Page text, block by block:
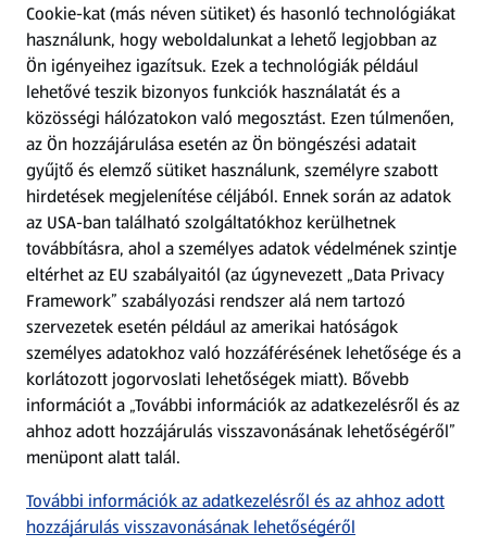
Kérdőív
Fizetési lehetőségek
ALDI utalványok
Árcsökkentés
Adattörlő alkalmazás
Szervizpont
(új oldalon nyílik meg)
Fedezz fel minket az interneten!
Töltsd le az ALDI Magyarország applikációt!
Cookie-kat (más néven sütiket) és hasonló technológiákat
használunk, hogy weboldalunkat a lehető legjobban az
Ön igényeihez igazítsuk. Ezek a technológiák például
lehetővé teszik bizonyos funkciók használatát és a
közösségi hálózatokon való megosztást. Ezen túlmenően,
az Ön hozzájárulása esetén az Ön böngészési adatait
gyűjtő és elemző sütiket használunk, személyre szabott
hirdetések megjelenítése céljából. Ennek során az adatok
az USA-ban található szolgáltatókhoz kerülhetnek
továbbításra, ahol a személyes adatok védelmének szintje
eltérhet az EU szabályaitól (az úgynevezett „Data Privacy
Framework” szabályozási rendszer alá nem tartozó
szervezetek esetén például az amerikai hatóságok
személyes adatokhoz való hozzáférésének lehetősége és a
korlátozott jogorvoslati lehetőségek miatt). Bővebb
információt a „További információk az adatkezelésről és az
ahhoz adott hozzájárulás visszavonásának lehetőségéről”
menüpont alatt talál.
További információk az adatkezelésről és az ahhoz adott
hozzájárulás visszavonásának lehetőségéről